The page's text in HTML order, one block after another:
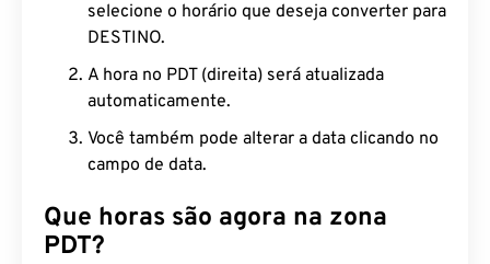
selecione o horário que deseja converter para
DESTINO.
A hora no PDT (direita) será atualizada
automaticamente.
Você também pode alterar a data clicando no
campo de data.
Que horas são agora na zona
PDT?